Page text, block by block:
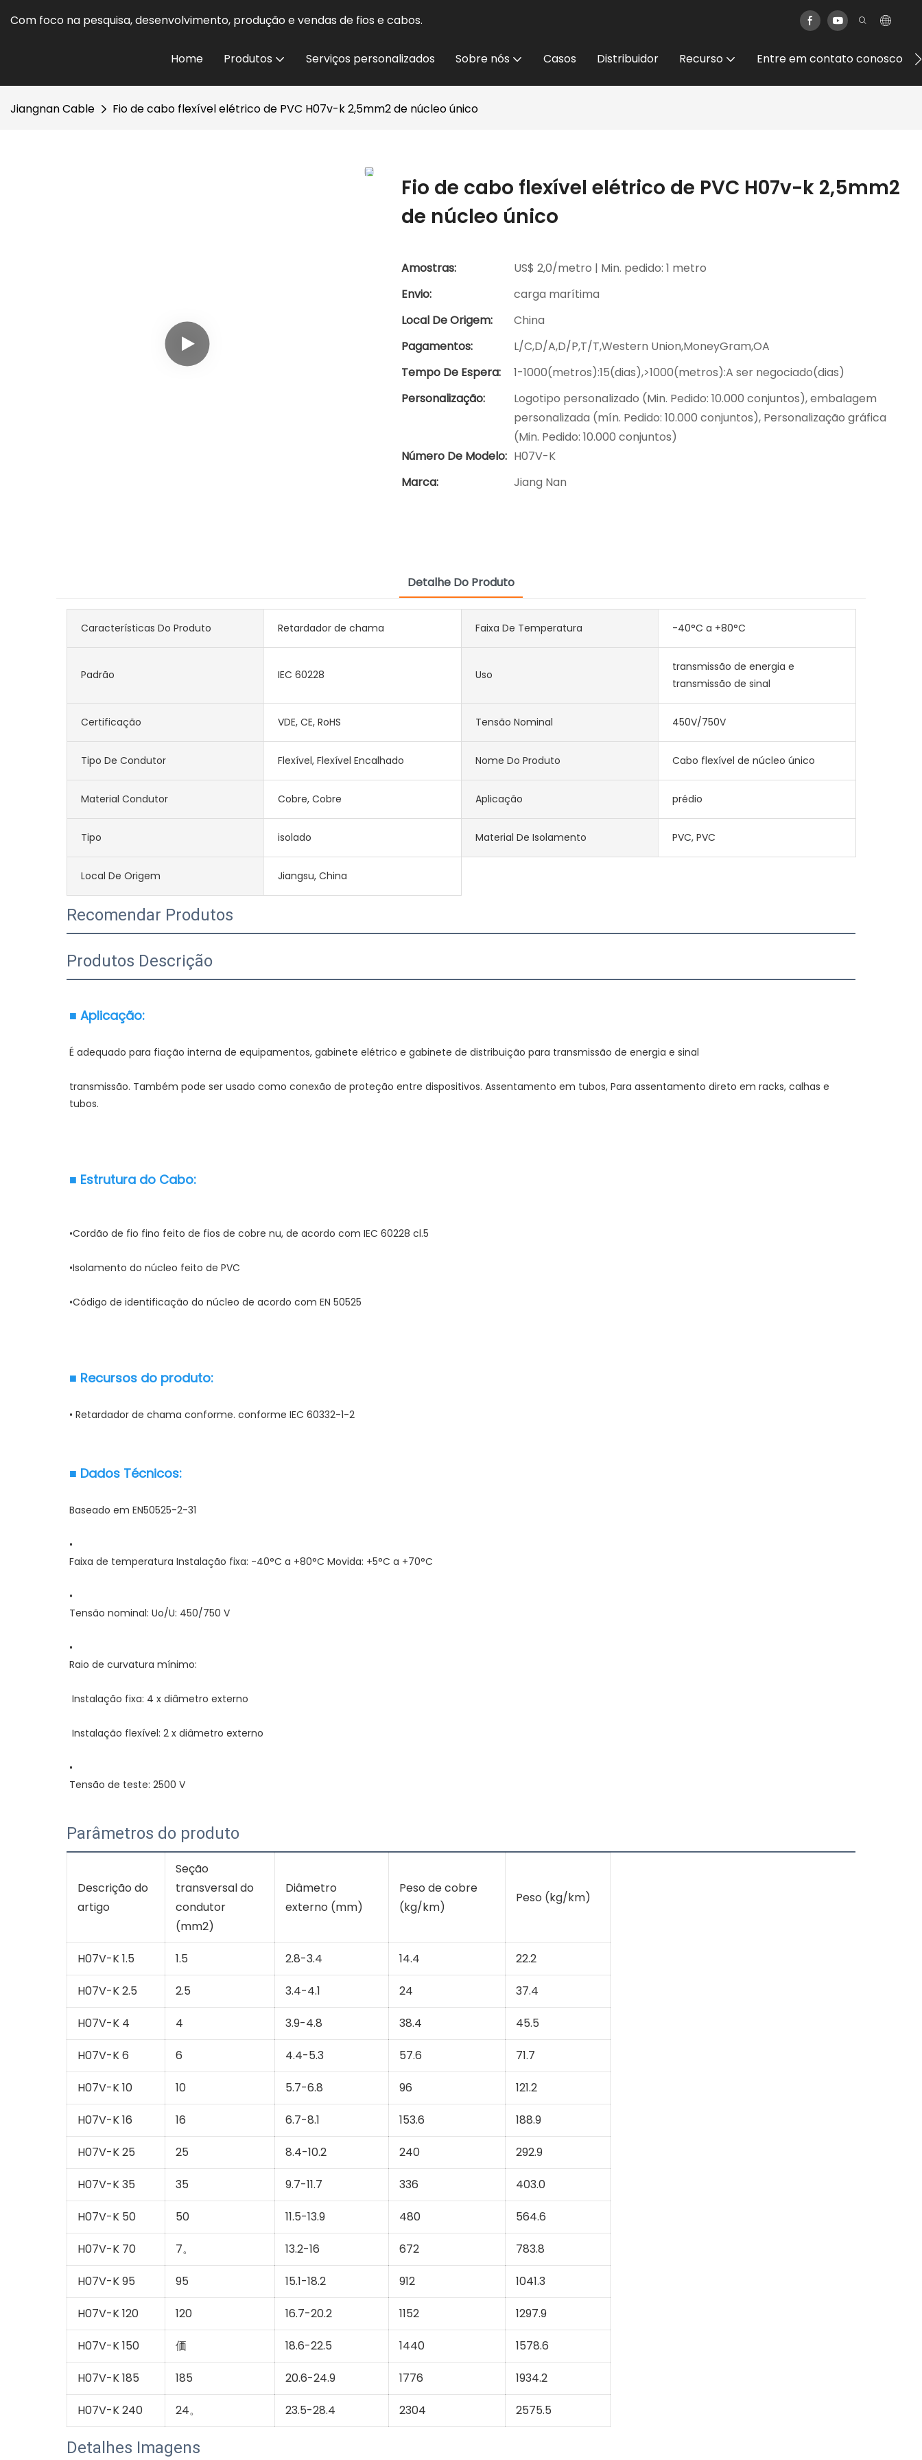
Com foco na pesquisa, desenvolvimento, produção e vendas de fios e cabos.
Home Produtos Serviços personalizados Sobre nós Casos Distribuidor Recurso Entre em contato conosco
Jiangnan Cable Fio de cabo flexível elétrico de PVC H07v-k 2,5mm2 de núcleo único
Fio de cabo flexível elétrico de PVC H07v-k 2,5mm2
de núcleo único
Amostras:
US$ 2,0/metro | Min. pedido: 1 metro
Envio:
carga marítima
Local De Origem:
China
Pagamentos:
L/C,D/A,D/P,T/T,Western Union,MoneyGram,OA
Tempo De Espera:
1-1000(metros):15(dias),>1000(metros):A ser negociado(dias)
Personalização:
Logotipo personalizado (Min. Pedido: 10.000 conjuntos), embalagem
personalizada (mín. Pedido: 10.000 conjuntos), Personalização gráfica
(Min. Pedido: 10.000 conjuntos)
Número De Modelo: H07V-K
Marca:
Jiang Nan
Detalhe Do Produto
Características Do Produto Retardador de chama Faixa De Temperatura -40°C a +80°C
Padrão IEC 60228 Uso
transmissão de energia e
transmissão de sinal
Certificação VDE, CE, RoHS Tensão Nominal 450V/750V
Tipo De Condutor Flexível, Flexível Encalhado Nome Do Produto Cabo flexível de núcleo único
Material Condutor Cobre, Cobre Aplicação prédio
Tipo isolado Material De Isolamento PVC, PVC
Local De Origem Jiangsu, China
Recomendar Produtos
Produtos Descrição
transmissão. Também pode ser usado como conexão de proteção entre dispositivos. Assentamento em tubos, Para assentamento direto em racks, calhas e
Parâmetros do produto
Descrição do
artigo
Seção
transversal do
condutor
(mm2)
Diâmetro
externo (mm)
Peso de cobre
(kg/km)
Peso (kg/km)
H07V-K 1.5 1.5 2.8-3.4 14.4 22.2
H07V-K 2.5 2.5 3.4-4.1 24 37.4
H07V-K 4 4 3.9-4.8 38.4 45.5
H07V-K 6 6 4.4-5.3 57.6 71.7
H07V-K 10 10 5.7-6.8 96 121.2
H07V-K 16 16 6.7-8.1 153.6 188.9
H07V-K 25 25 8.4-10.2 240 292.9
H07V-K 35 35 9.7-11.7 336 403.0
H07V-K 50 50 11.5-13.9 480 564.6
H07V-K 70 7。 13.2-16 672 783.8
H07V-K 95 95 15.1-18.2 912 1041.3
H07V-K 120 120 16.7-20.2 1152 1297.9
H07V-K 150 価 18.6-22.5 1440 1578.6
H07V-K 185 185 20.6-24.9 1776 1934.2
H07V-K 240 24。 23.5-28.4 2304 2575.5
Detalhes Imagens